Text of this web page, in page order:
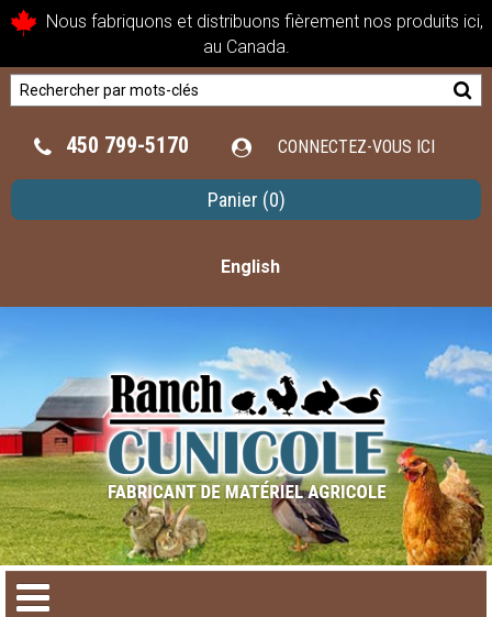
Nous fabriquons et distribuons fièrement nos produits ici,
au Canada.
450 799-5170 CONNECTEZ-VOUS ICI
Panier (0)
English